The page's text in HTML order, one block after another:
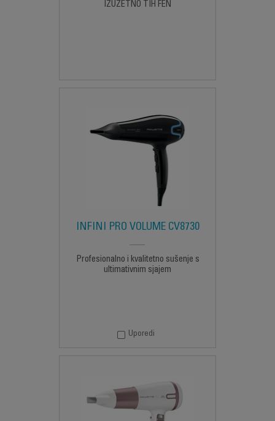
IZUZETNO TIH FEN
INFINI PRO VOLUME CV8730
Profesionalno i kvalitetno sušenje s
ultimativnim sjajem
Uporedi